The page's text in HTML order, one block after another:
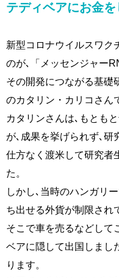
テディベアにお金
新型コロナウイルスワク
のが､「メッセンジャー
その開発につながる基礎
のカタリン・カリコさん
カタリンさんは､もとも
が､成果を挙げられず､研
仕方なく渡米して研究者
た。
しかし､当時のハンガリ
ち出せる外貨が制限され
そこで車を売るなどして
ベアに隠して出国しまし
ります。